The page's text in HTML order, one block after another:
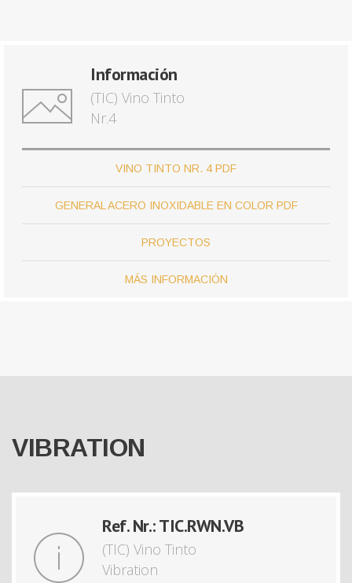
Información
(TIC) Vino Tinto
Nr.4
VINO TINTO NR. 4 PDF
GENERAL ACERO INOXIDABLE EN COLOR PDF
PROYECTOS
MÁS INFORMACIÓN
VIBRATION
Ref. Nr.: TIC.RWN.VB
(TIC) Vino Tinto
Vibration